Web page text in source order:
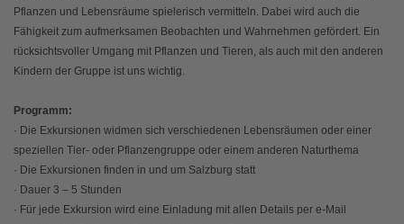
Pflanzen und Lebensräume spielerisch vermitteln. Dabei wird auch die
Fähigkeit zum aufmerksamen Beobachten und Wahrnehmen gefördert. Ein
rücksichtsvoller Umgang mit Pflanzen und Tieren, als auch mit den anderen
Kindern der Gruppe ist uns wichtig.
Programm:
· Die Exkursionen widmen sich verschiedenen Lebensräumen oder einer
speziellen Tier- oder Pflanzengruppe oder einem anderen Naturthema
· Die Exkursionen finden in und um Salzburg statt
· Dauer 3 – 5 Stunden
· Für jede Exkursion wird eine Einladung mit allen Details per e-Mail